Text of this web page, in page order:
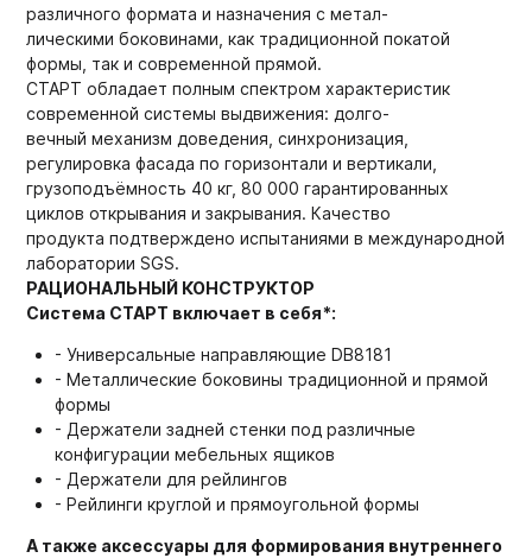
различного формата и назначения с метал-
лическими боковинами, как традиционной покатой
формы, так и современной прямой.
СТАРТ обладает полным спектром характеристик
современной системы выдвижения: долго-
вечный механизм доведения, синхронизация,
регулировка фасада по горизонтали и вертикали,
грузоподъёмность 40 кг, 80 000 гарантированных
циклов открывания и закрывания. Качество
продукта подтверждено испытаниями в международной
лаборатории SGS.
РАЦИОНАЛЬНЫЙ КОНСТРУКТОР
Система СТАРТ включает в себя*:
- Универсальные направляющие DB8181
- Металлические боковины традиционной и прямой
формы
- Держатели задней стенки под различные
конфигурации мебельных ящиков
- Держатели для рейлингов
- Рейлинги круглой и прямоугольной формы
А также аксессуары для формирования внутреннего